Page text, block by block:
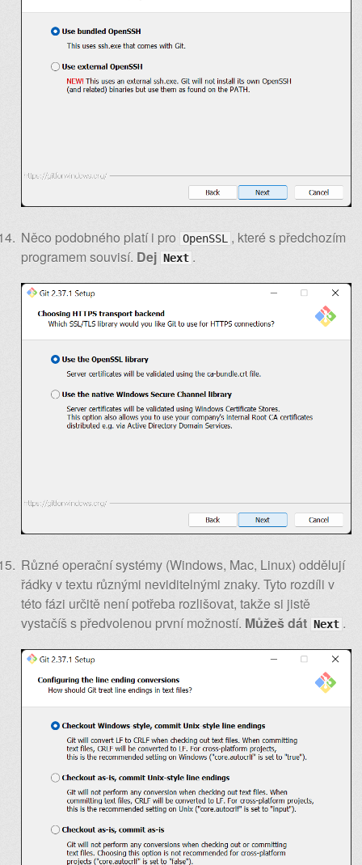
Něco podobného platí i pro OpenSSL
, které s předchozím
programem souvisí. Dej Next .
Různé operační systémy (Windows, Mac, Linux) oddělují
řádky v textu různými neviditelnými znaky. Tyto rozdíli v
této fázi určitě není potřeba rozlišovat, takže si jistě
vystačíš s předvolenou první možností. Můžeš dát Next .